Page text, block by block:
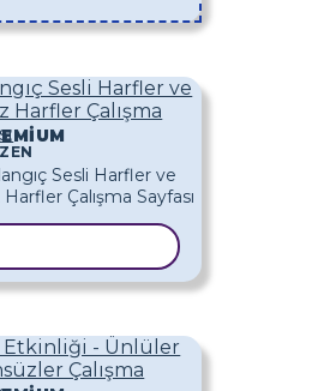
​​Sesli Harfler ve
Harfler Çalışma
Etkinliği - Ünlüler
Çalışma